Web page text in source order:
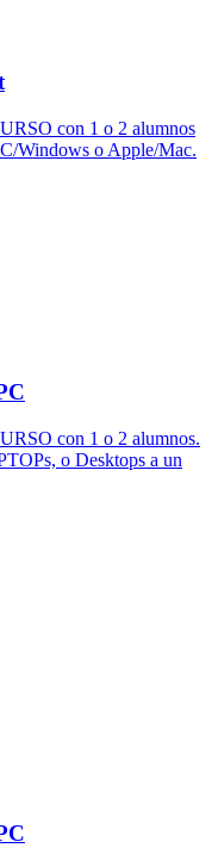
con 1 o 2 alumnos
Windows o Apple/Mac.
con 1 o 2 alumnos.
o Desktops a un